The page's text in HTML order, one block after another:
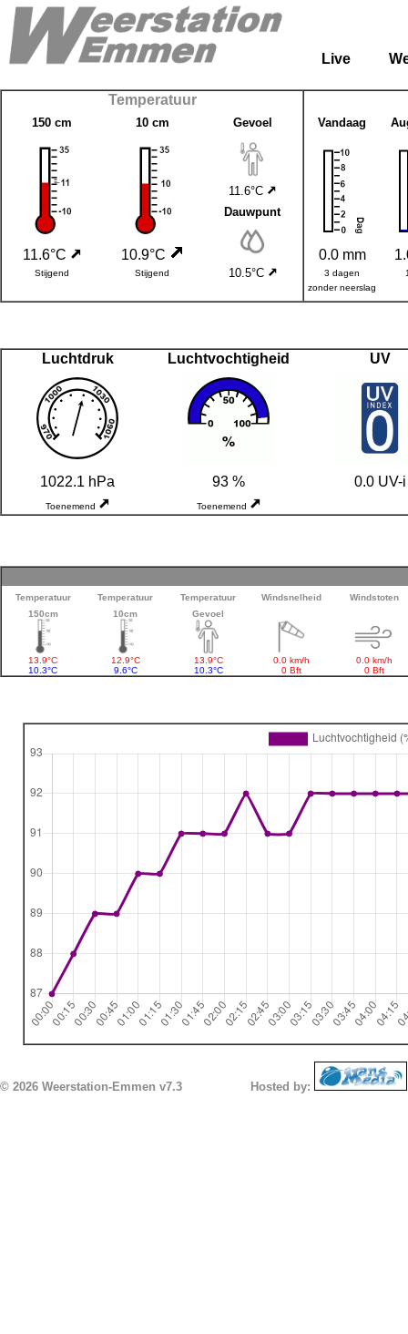
Live
Temperatuur
150 cm
11.6°C
Stijgend
10 cm
10.9°C
Stijgend
Gevoel
11.6°C
Dauwpunt
10.5°C
Vandaag
0.0 mm
3 dagen
zonder neerslag
Luchtdruk Luchtvochtigheid UV
1022.1 hPa 93 % 0.0 UV-i
Toenemend Toenemend
Temperatuur Temperatuur Temperatuur Windsnelheid
Windstoten
150cm
10cm Gevoel
13.9°C 12.9°C 13.9°C 0.0 km/h
0.0 km/h
10.3°C
9.6°C 10.3°C 0 Bft 0 Bft
© 2026 Weerstation-Emmen v7.3 Hosted by: